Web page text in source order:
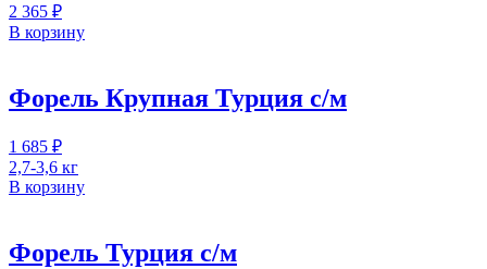
2 365 ₽
В корзину
Форель Крупная Турция с/м
1 685 ₽
2,7-3,6 кг
В корзину
Форель Турция с/м